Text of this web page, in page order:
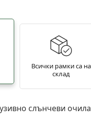
Всички рамки са на
склад
слънчеви